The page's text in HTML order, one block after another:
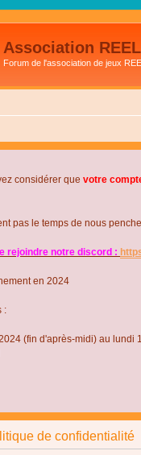
Association REEL
Forum de l'association de jeux
considérer que votre
pas le temps de nous
rejoindre notre discord :
en 2024
:
(fin d'après-midi) au
de confidentialité